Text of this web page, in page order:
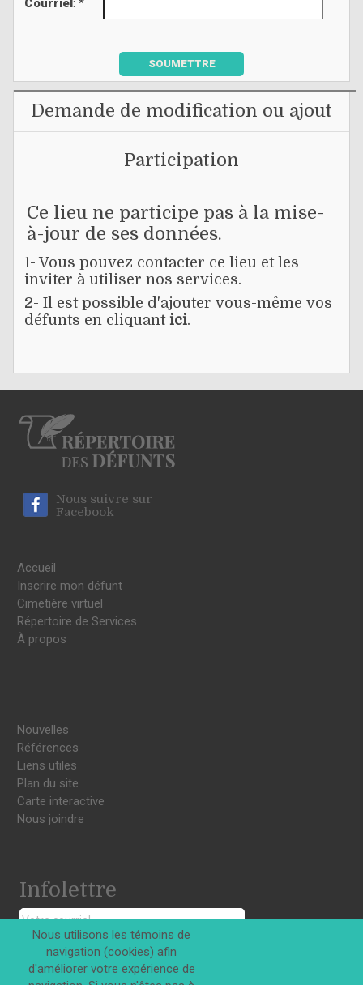
Courriel: *
SOUMETTRE
Demande de modification ou ajout
Participation
Ce lieu ne participe pas à la mise-
à-jour de ses données.
1- Vous pouvez contacter ce lieu et les
inviter à utiliser nos services.
2- Il est possible d'ajouter vous-même vos
défunts en cliquant ici.
Nous suivre sur
Facebook
Accueil
Inscrire mon défunt
Cimetière virtuel
Répertoire de Services
À propos
Nouvelles
Références
Liens utiles
Plan du site
Carte interactive
Nous joindre
Infolettre
S'INSCRIRE
Nous utilisons les témoins de
navigation (cookies) afin
d'améliorer votre expérience de